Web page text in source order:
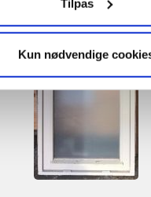
Tilpas
Kun nødvendige